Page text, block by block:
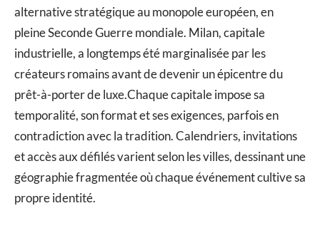
alternative stratégique au monopole européen, en
pleine Seconde Guerre mondiale. Milan, capitale
industrielle, a longtemps été marginalisée par les
créateurs romains avant de devenir un épicentre du
prêt-à-porter de luxe.Chaque capitale impose sa
temporalité, son format et ses exigences, parfois en
contradiction avec la tradition. Calendriers, invitations
et accès aux défilés varient selon les villes, dessinant une
géographie fragmentée où chaque événement cultive sa
propre identité.